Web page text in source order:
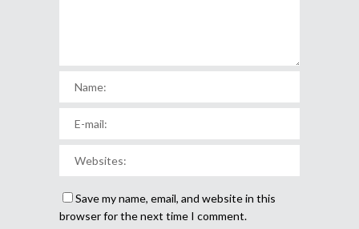
Save my name, email, and website in this
browser for the next time I comment.